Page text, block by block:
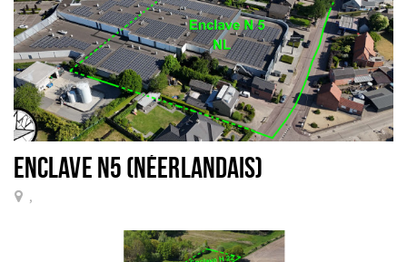
ENCLAVE N5 (NÉERLANDAIS)
,